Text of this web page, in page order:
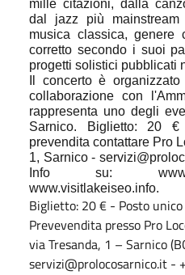
mille citazioni, dalla
dal jazz più mainstream
musica classica,
corretto secondo i suoi
progetti solistici pubblicati
Il concerto è
collaborazione con
rappresenta uno degli
Sarnico. Biglietto: 20
prevendita contattare Pro
1, Sarnico -
Info su:
www.visitlakeiseo.info.
Biglietto: 20 € - Posto unico
Prevevendita presso Pro
via Tresanda, 1 – Sarnico
servizi@prolocosarnico.it -